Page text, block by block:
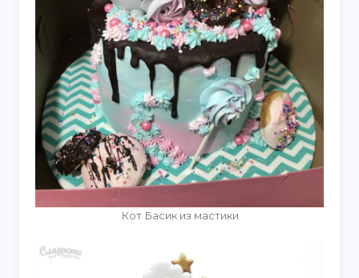
Кот Басик из мастики